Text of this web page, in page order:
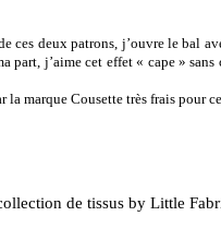
ces deux patrons, j’ouvre le bal
j’aime cet effet « cape »
marque Cousette très frais pour
de tissus by Little